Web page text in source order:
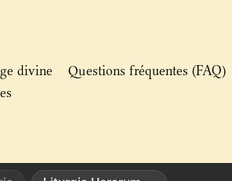
divine Questions fréquentes (FAQ)